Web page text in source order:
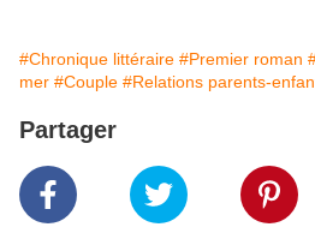
#Chronique littéraire #Premier roman
mer #Couple #Relations parents-
Partager